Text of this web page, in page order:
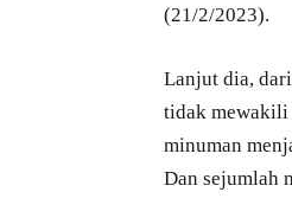
(21/2/2023).
Lanjut dia,
tidak mewakili
minuman
Dan sejumlah